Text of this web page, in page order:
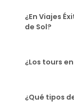
¿En Viajes
de Sol?
¿Los tours
¿Qué tipos